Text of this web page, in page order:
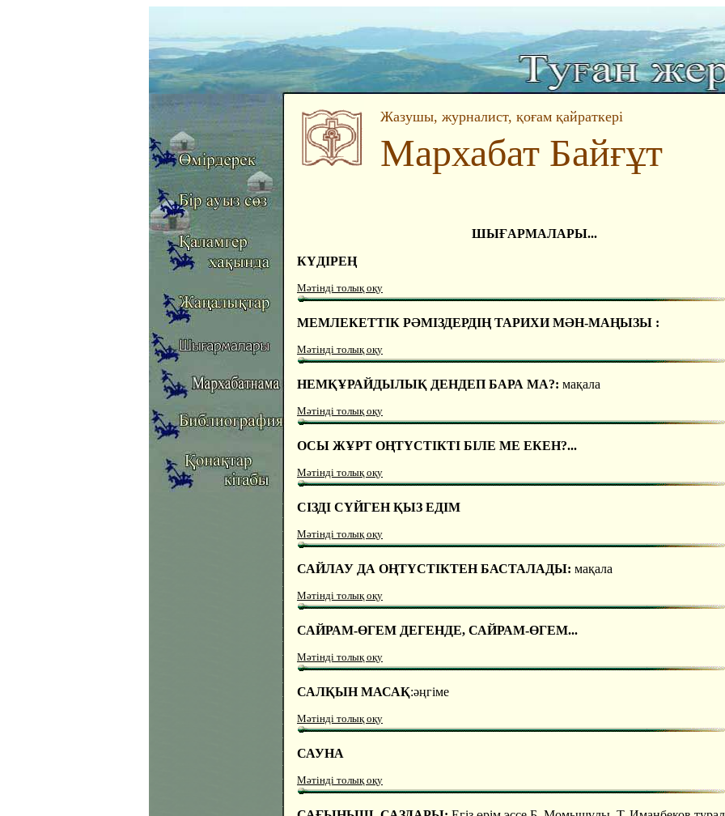
Жазушы, журналист, қоғам қайраткері
Мархабат Байғұт
ШЫҒАРМАЛАРЫ...
КҮДІРЕҢ
Мәтінді толық оқу
МЕМЛЕКЕТТІК РӘМІЗДЕРДІҢ ТАРИХИ МӘН-МАҢЫЗЫ :
Мәтінді толық оқу
НЕМҚҰРАЙДЫЛЫҚ ДЕНДЕП БАРА МА?: мақала
Мәтінді толық оқу
ОСЫ ЖҰРТ ОҢТҮСТІКТІ БІЛЕ МЕ ЕКЕН?...
Мәтінді толық оқу
СІЗДІ СҮЙГЕН ҚЫЗ ЕДІМ
Мәтінді толық оқу
САЙЛАУ ДА ОҢТҮСТІКТЕН БАСТАЛАДЫ: мақала
Мәтінді толық оқу
САЙРАМ-ӨГЕМ ДЕГЕНДЕ, САЙРАМ-ӨГЕМ...
Мәтінді толық оқу
САЛҚЫН МАСАҚ:әңгіме
Мәтінді толық оқу
САУНА
Мәтінді толық оқу